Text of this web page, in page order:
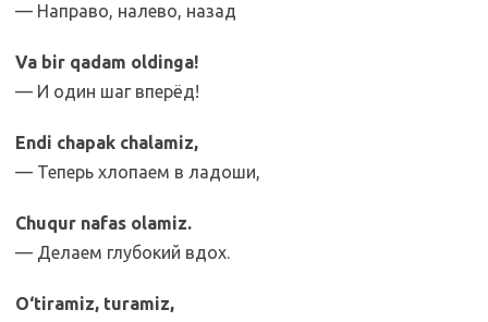
— Направо, налево, назад
Va bir qadam oldinga!
— И один шаг вперёд!
Endi chapak chalamiz,
— Теперь хлопаем в ладоши,
Chuqur nafas olamiz.
— Делаем глубокий вдох.
O‘tiramiz, turamiz,